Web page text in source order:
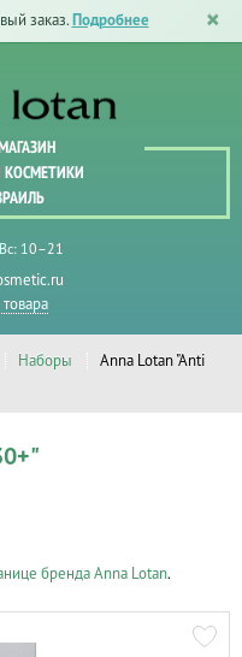
заказ. Подробнее
КОСМЕТИКИ
10–21
Наборы
Anna Lotan "Anti
бренда Anna Lotan.